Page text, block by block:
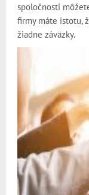
spoločnosti
firmy máte istotu,
žiadne záväzky.